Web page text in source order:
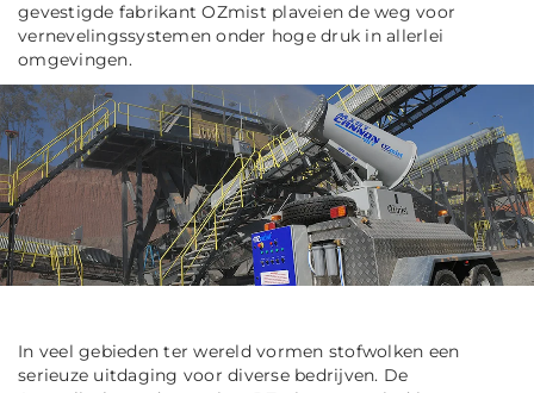
gevestigde fabrikant OZmist plaveien de weg voor
vernevelingssystemen onder hoge druk in allerlei
omgevingen.
In veel gebieden ter wereld vormen stofwolken een
serieuze uitdaging voor diverse bedrijven. De